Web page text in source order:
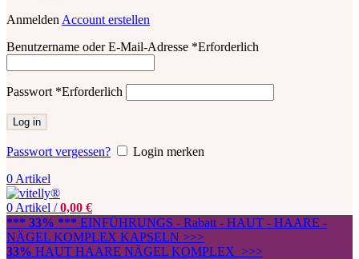
Anmelden Account erstellen
Benutzername oder E-Mail-Adresse *Erforderlich
Passwort *Erforderlich
Log in
Passwort vergessen?
Login merken
0 Artikel
0 Artikel / 0,00 €
*** 33% *** EINFÜHRUNGS - Rabatt - HAUT - HAARE -
NÄGEL KOMPLEX KAPSELN >>>
33% HAUT HAARE NÄGEL KOMPLEX >>>